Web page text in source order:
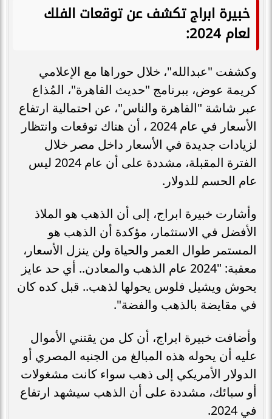
خبيرة ابراج تكشف عن توقعات الفلك
لعام 2024:
وكشفت "عبدالله"، خلال حوراها مع الإعلامي
كريمة عوض، ببرنامج "حديث القاهرة"، المُذاع
عبر شاشة "القاهرة والناس"، عن احتمالية ارتفاع
الأسعار في عام 2024 ، أن هناك توقعات وانتظار
لزيادات جديدة في الأسعار داخل مصر خلال
الفترة المقبلة، مشددة على أن عام 2024 ليس
عام الحسم للدولار.
وأشارت خبيرة ابراج، إلى أن الذهب هو الملاذ
الأفضل في الاستثمار، مؤكدة أن الذهب هو
المستمر طوال العمر والحياة ولن ينزل الأسعار،
معقبة: "2024 عام الذهب والمعادن.. أي حد عايز
يحوش ويشيل فلوس يحولها لذهب.. قبل كده كان
في مقايضة بالذهب والفضة".
وأضافت خبيرة ابراج، أن كل من يقتني الأموال
عليه أن يحوله هذه المبالغ من الجنيه المصري أو
الدولار الأمريكي إلى ذهب سواء كانت مشغولات
أو سبائك، مشددة على أن الذهب سيشهد ارتفاع
في 2024.